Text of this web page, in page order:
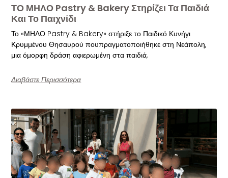
ΤΟ ΜΗΛΟ Pastry & Bakery Στηρίζει Τα Παιδιά
Και Το Παιχνίδι
Το «ΜΗΛΟ Pastry & Bakery» στήριξε το Παιδικό Κυνήγι
Κρυμμένου Θησαυρού πουπραγματοποιήθηκε στη Νεάπολη,
μια όμορφη δράση αφιερωμένη στα παιδιά,
Διαβάστε Περισσότερα